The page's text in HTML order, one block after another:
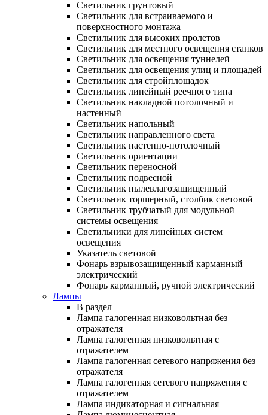
Светильник грунтовый
Светильник для встраиваемого и
поверхностного монтажа
Светильник для высоких пролетов
Светильник для местного освещения станков
Светильник для освещения туннелей
Светильник для освещения улиц и площадей
Светильник для стройплощадок
Светильник линейный реечного типа
Светильник накладной потолочный и
настенный
Светильник напольный
Светильник направленного света
Светильник настенно-потолочный
Светильник ориентации
Светильник переносной
Светильник подвесной
Светильник пылевлагозащищенный
Светильник торшерный, столбик световой
Светильник трубчатый для модульной
системы освещения
Светильники для линейных систем
освещения
Указатель световой
Фонарь взрывозащищенный карманный
электрический
Фонарь карманный, ручной электрический
Лампы
В раздел
Лампа галогенная низковольтная без
отражателя
Лампа галогенная низковольтная с
отражателем
Лампа галогенная сетевого напряжения без
отражателя
Лампа галогенная сетевого напряжения с
отражателем
Лампа индикаторная и сигнальная